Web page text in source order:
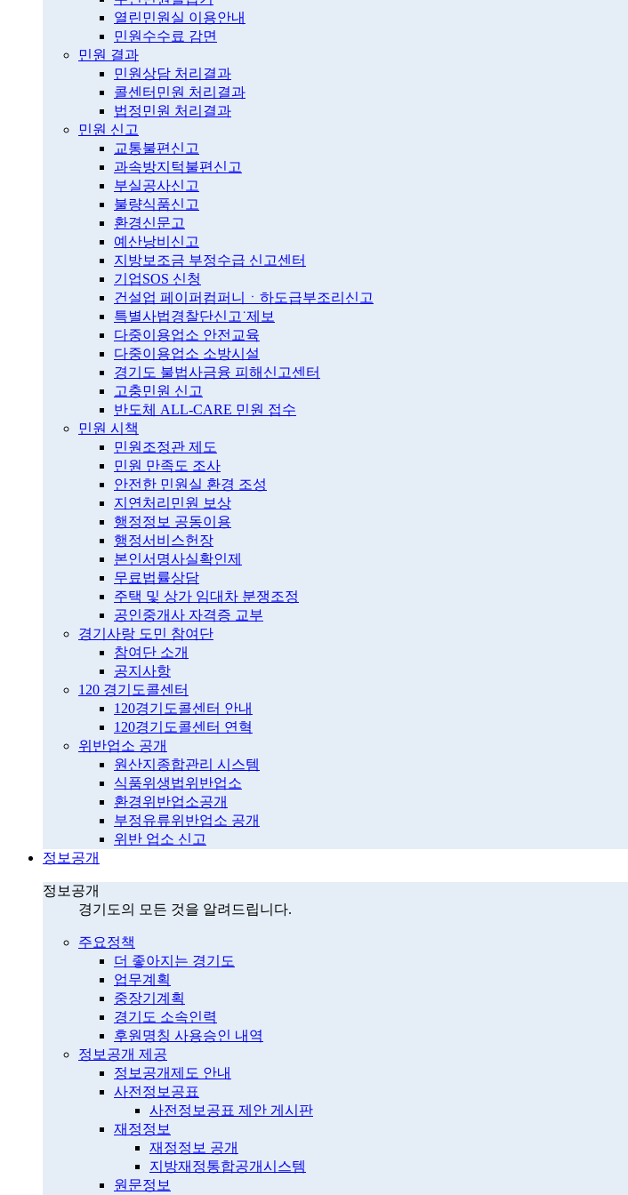
열린민원실 이용안내
민원수수료 감면
민원 결과
민원상담 처리결과
콜센터민원 처리결과
법정민원 처리결과
민원 신고
교통불편신고
과속방지턱불편신고
부실공사신고
불량식품신고
환경신문고
예산낭비신고
지방보조금 부정수급 신고센터
기업SOS 신청
건설업 페이퍼컴퍼니ㆍ하도급부조리신고
특별사법경찰단신고˙제보
다중이용업소 안전교육
다중이용업소 소방시설
경기도 불법사금융 피해신고센터
고충민원 신고
반도체 ALL-CARE 민원 접수
민원 시책
민원조정관 제도
민원 만족도 조사
안전한 민원실 환경 조성
지연처리민원 보상
행정정보 공동이용
행정서비스헌장
본인서명사실확인제
무료법률상담
주택 및 상가 임대차 분쟁조정
공인중개사 자격증 교부
경기사랑 도민 참여단
참여단 소개
공지사항
120 경기도콜센터
120경기도콜센터 안내
120경기도콜센터 연혁
위반업소 공개
원산지종합관리 시스템
식품위생법위반업소
환경위반업소공개
부정유류위반업소 공개
위반 업소 신고
정보공개
정보공개
경기도의 모든 것을 알려드립니다.
주요정책
더 좋아지는 경기도
업무계획
중장기계획
경기도 소속인력
후원명칭 사용승인 내역
정보공개 제공
정보공개제도 안내
사전정보공표
사전정보공표 제안 게시판
재정정보
재정정보 공개
지방재정통합공개시스템
원문정보